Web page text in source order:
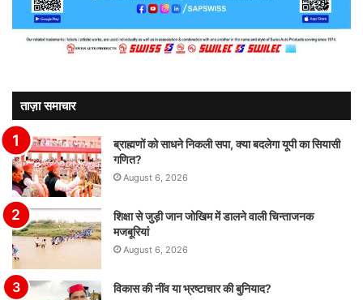
ताज़ा समाचार
ब्राह्मणों को साधने निकली सपा, क्या बदलेगा यूपी का सियासी
गणित?
August 6, 2026
शिक्षा से जुड़ी जान जोखिम में डालने वाली चिन्ताजनक
मजबूरियां
August 6, 2026
विकास की नींव या भ्रष्टाचार की बुनियाद?